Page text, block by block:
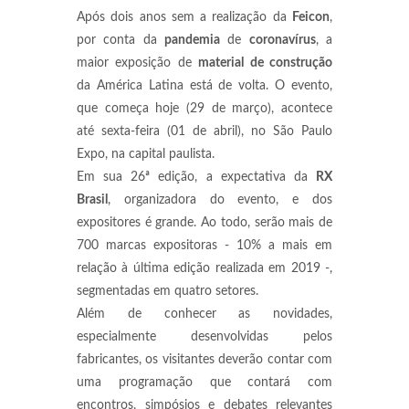
Após dois anos sem a realização da Feicon,
por conta da pandemia de coronavírus, a
maior exposição dematerial de construção
da América Latina está de volta. O evento,
que começa hoje (29 de março), acontece
até sexta-feira (01 de abril), no São Paulo
Expo, na capital paulista.
Em sua 26ª edição, a expectativa da
RX
Brasil , organizadora do evento, e dos
expositores é grande. Ao todo, serão mais de
700 marcas expositoras - 10% a mais em
relação à última edição realizada em 2019 -,
segmentadas em quatro setores.
Além de conhecer as novidades,
especialmente desenvolvidas pelos
fabricantes, os visitantes deverão contar com
uma programação que contará com
encontros, simpósios e debates relevantes